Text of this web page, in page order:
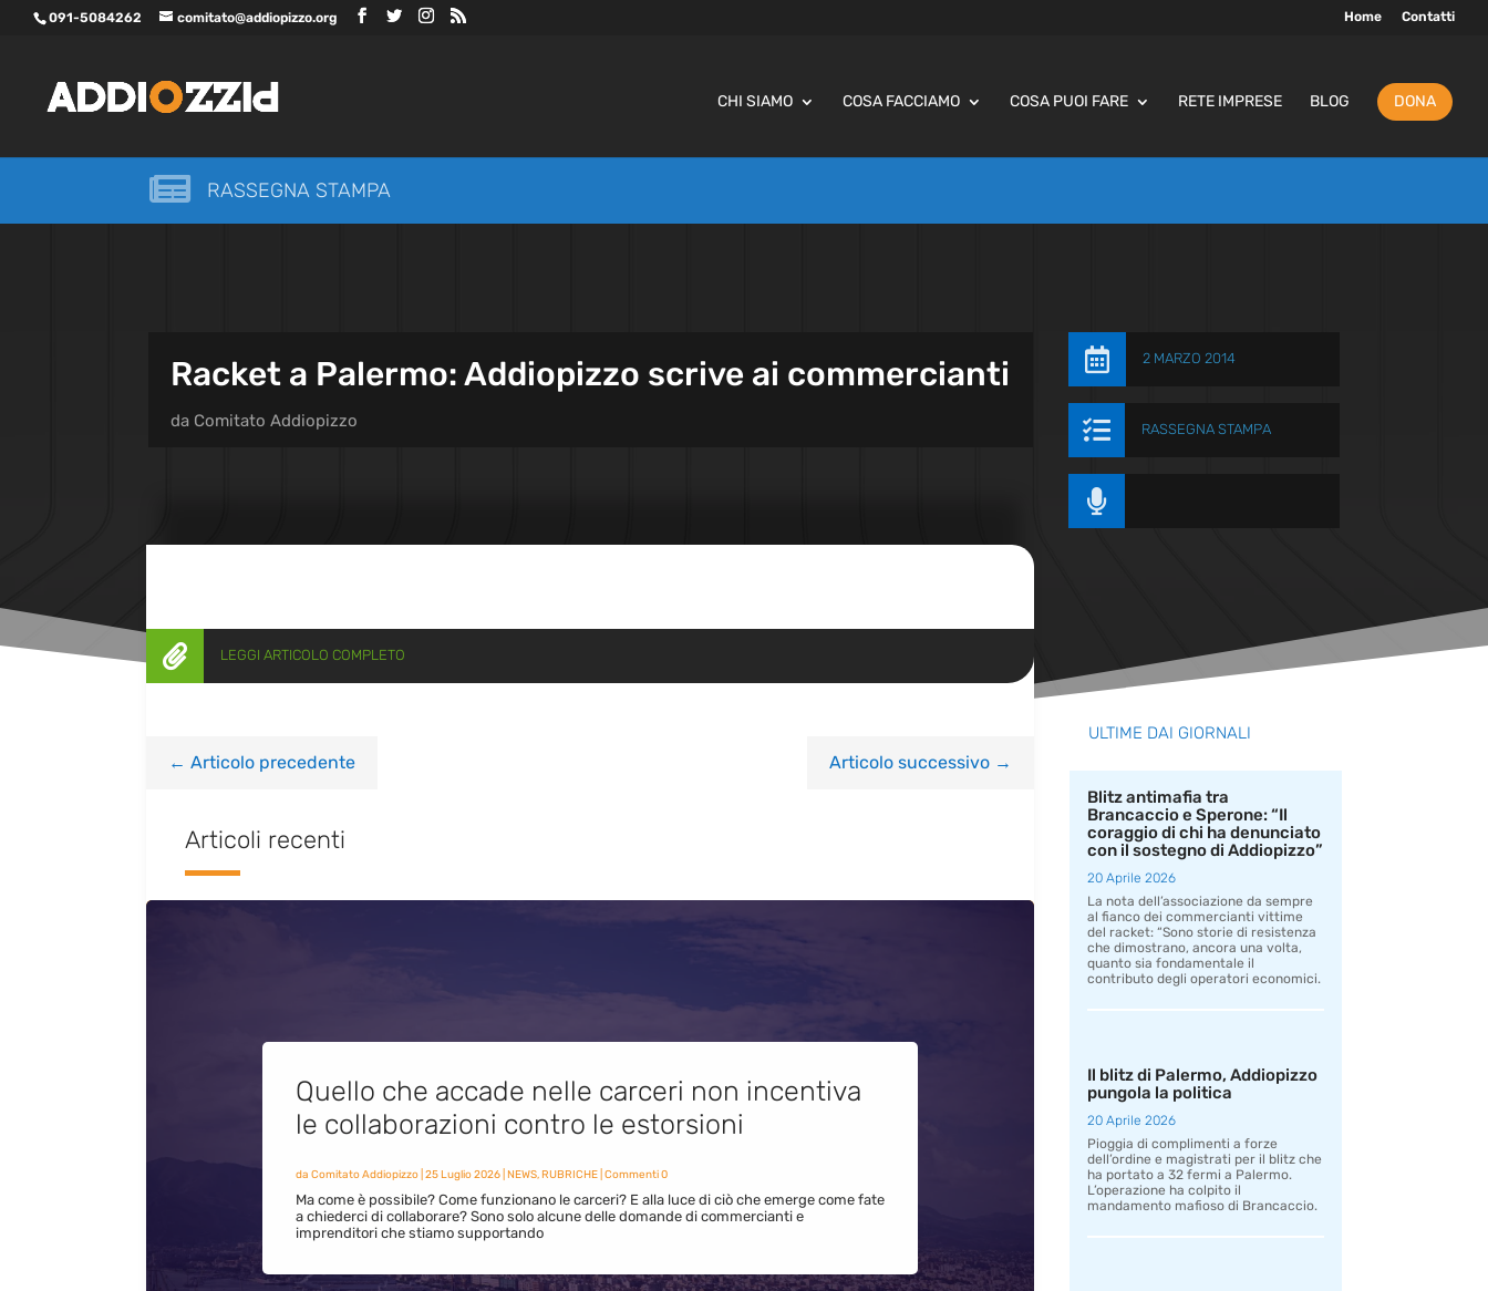
091-5084262 comitato@addiopizzo.org Home Contatti
CHI SIAMO COSA FACCIAMO COSA PUOI FARE RETE IMPRESE BLOG DONA
 RASSEGNA STAMPA
Racket a Palermo: Addiopizzo scrive ai commercianti
da Comitato Addiopizzo
 2 MARZO 2014
 RASSEGNA STAMPA

 LEGGI ARTICOLO COMPLETO
← Articolo precedente Articolo successivo→
Articoli recenti
Quello che accade nelle carceri non incentiva
le collaborazioni contro le estorsioni
da Comitato Addiopizzo| 25 Luglio 2026| NEWS,RUBRICHE| Commenti 0
Ma come è possibile? Come funzionano le carceri? E alla luce di ciò che emerge come fate
a chiederci di collaborare? Sono solo alcune delle domande di commercianti e
imprenditori che stiamo supportando
ULTIME DAI GIORNALI
Blitz antimafia tra
Brancaccio e Sperone: “Il
coraggio di chi ha denunciato
con il sostegno di Addiopizzo”
20 Aprile 2026
La nota dell’associazione da sempre
al fianco dei commercianti vittime
del racket: “Sono storie di resistenza
che dimostrano, ancora una volta,
quanto sia fondamentale il
contributo degli operatori economici.
Il blitz di Palermo, Addiopizzo
pungola la politica
20 Aprile 2026
Pioggia di complimenti a forze
dell’ordine e magistrati per il blitz che
ha portato a 32 fermi a Palermo.
L’operazione ha colpito il
mandamento mafioso di Brancaccio.